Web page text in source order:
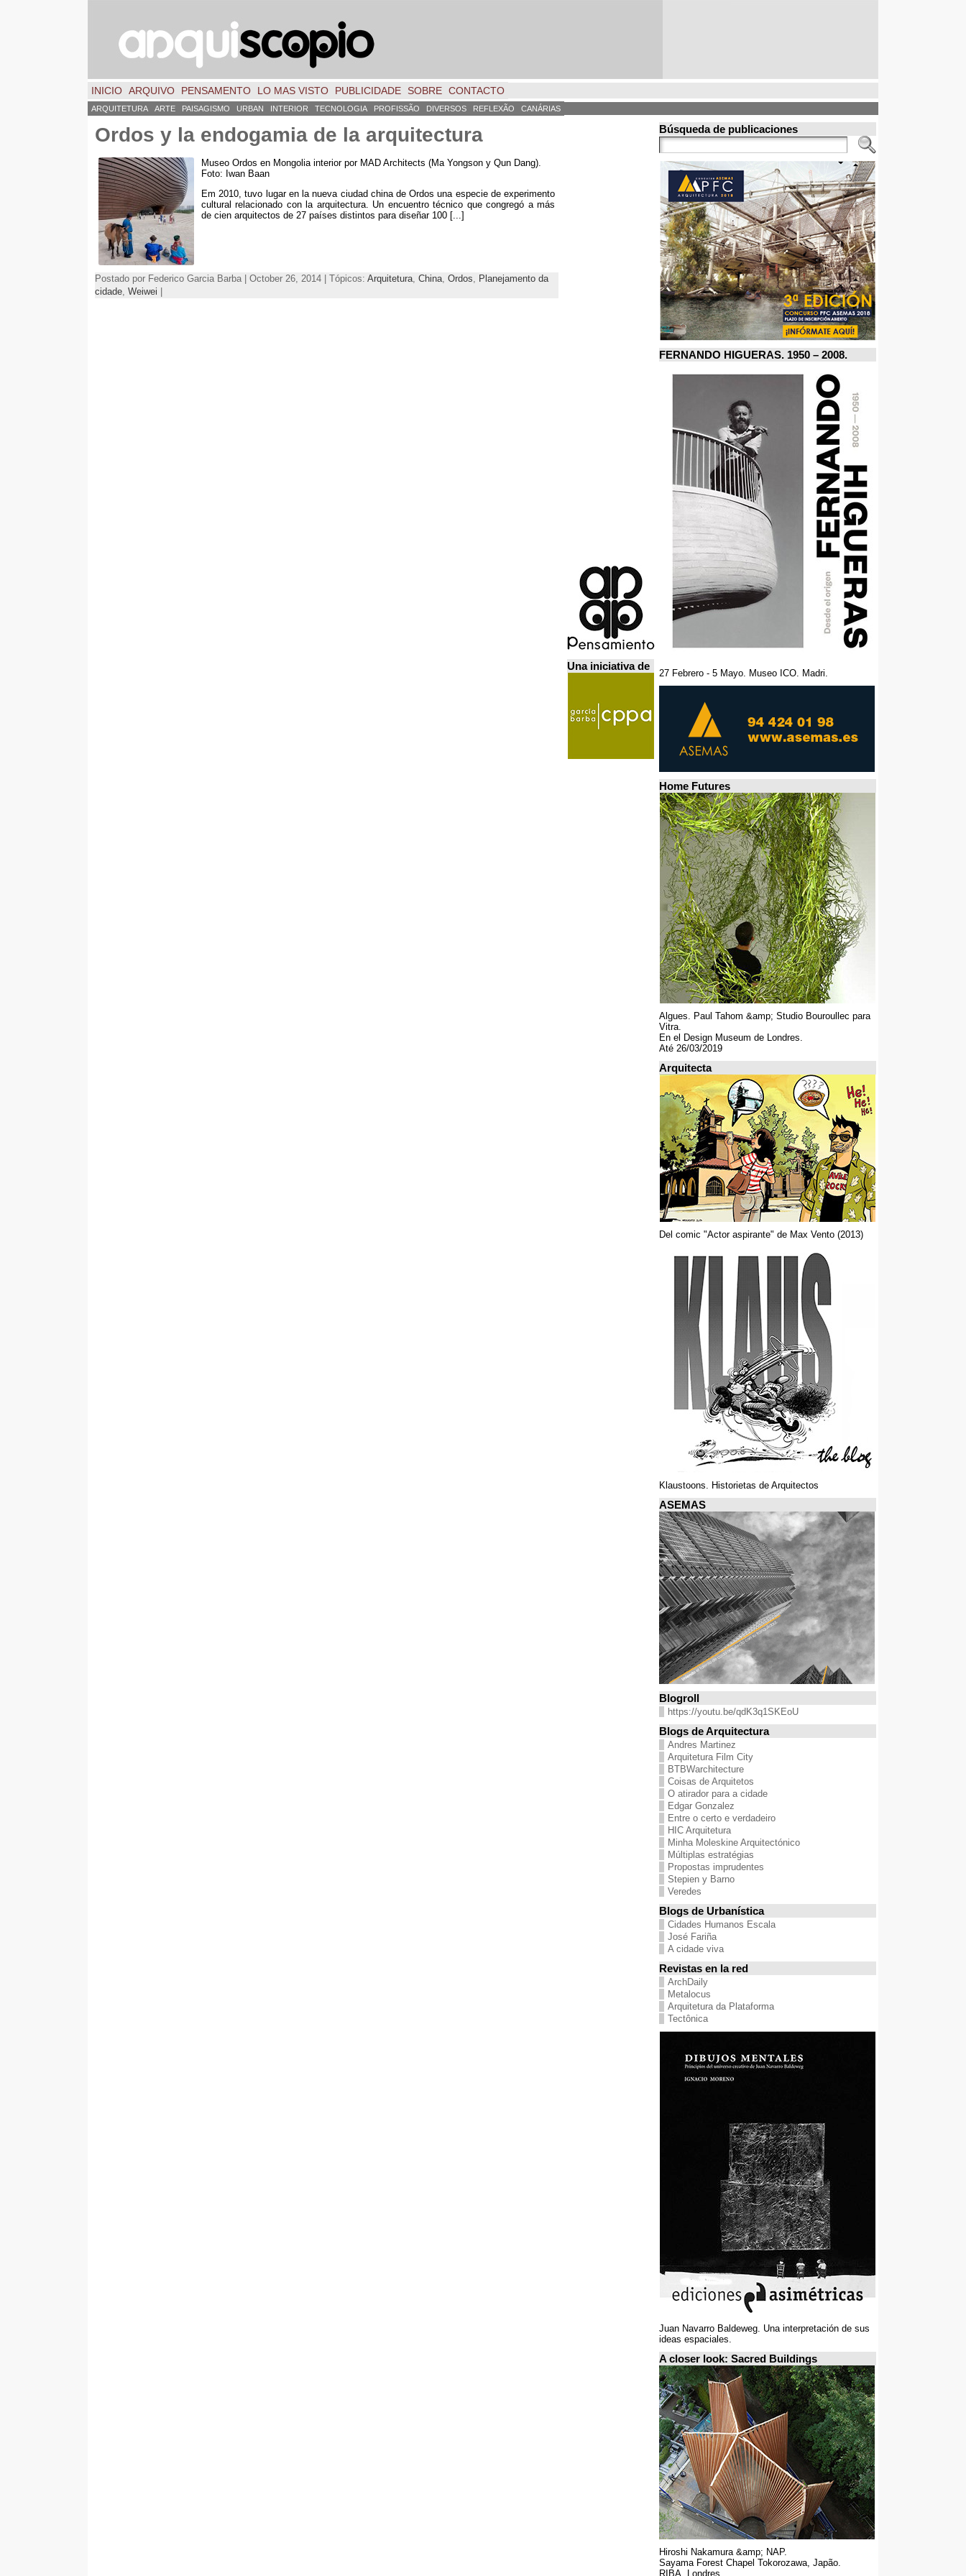
INICIO ARQUIVO PENSAMENTO LO MAS VISTO PUBLICIDADE SOBRE CONTACTO
ARQUITETURA ARTE PAISAGISMO URBAN INTERIOR TECNOLOGIA PROFISSÃO DIVERSOS REFLEXÃO CANÁRIAS
Ordos y la endogamia de la arquitectura
Museo Ordos en Mongolia interior por MAD Architects (Ma Yongson y Qun Dang).
Foto: Iwan Baan
Em 2010,tuvo lugar en la nueva ciudad china de Ordos una especie de experimento
cultural relacionado con la arquitectura. Un encuentro técnico que congregó a más
de cien arquitectos de 27 países distintos para diseñar100 [...]
Postado por Federico Garcia Barba | October 26, 2014 | Tópicos: Arquitetura China Ordos
Planejamento da
cidade Weiwei
Una iniciativa de
Búsqueda de publicaciones
FERNANDO HIGUERAS. 1950 – 2008.
27 Febrero - 5 Mayo. Museo ICO. Madri.
Home Futures
Algues. Paul Tahom &amp; Studio Bouroullec para
Vitra.
En el Design Museum de Londres.
Até 26/03/2019
Arquitecta
Del comic "Actor aspirante" de Max Vento (2013)
Klaustoons. Historietas de Arquitectos
ASEMAS
Blogroll
https://youtu.be/qdK3q1SKEoU
Blogs de Arquitectura
Andres Martinez
Arquitetura Film City
BTBWarchitecture
Coisas de Arquitetos
O atirador para a cidade
Edgar Gonzalez
Entre o certo e verdadeiro
HIC Arquitetura
Minha Moleskine Arquitectónico
Múltiplas estratégias
Propostas imprudentes
Stepien y Barno
Veredes
Blogs de Urbanística
Cidades Humanos Escala
José Fariña
A cidade viva
Revistas en la red
ArchDaily
Metalocus
Arquitetura da Plataforma
Tectônica
Juan Navarro Baldeweg. Una interpretación de sus
ideas espaciales.
A closer look: Sacred Buildings
Hiroshi Nakamura &amp; NAP.
Sayama Forest Chapel Tokorozawa, Japão.
RIBA, Londres.